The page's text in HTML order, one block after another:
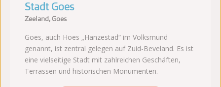
Stadt Goes
Zeeland, Goes
Goes, auch Hoes „Hanzestad“ im Volksmund
genannt, ist zentral gelegen auf Zuid-Beveland. Es ist
eine vielseitige Stadt mit zahlreichen Geschäften,
Terrassen und historischen Monumenten.